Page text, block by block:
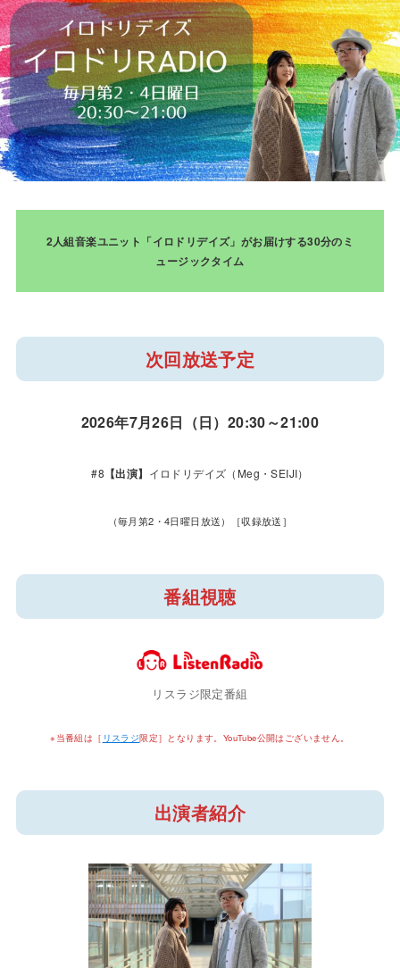
2人組音楽ユニット「イロドリデイズ」がお届けする30分のミ
ュージックタイム
次回放送予定
2026年7月26日（日）20:30～21:00
#8 【出演】 イロドリデイズ（Meg・SEIJI）
（毎月第2・4日曜日放送）［収録放送］
番組視聴
リスラジ限定番組
※当番組は［ リスラジ限定］となります。YouTube公開はございません。
出演者紹介